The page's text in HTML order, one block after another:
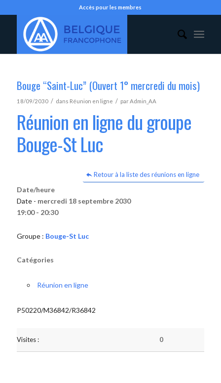
Accès pour les membres
Bouge “Saint-Luc” (Ouvert 1° mercredi du mois)
18/09/2030 / dans Réunion en ligne / parAdmin_AA
Réunion en ligne du groupe
Bouge-St Luc
Retour à la liste des réunions en ligne
Date/heure
Date - mercredi 18 septembre 2030
19:00 - 20:30
Groupe : Bouge-St Luc
Catégories
Réunion en ligne
P50220/M36842/R36842
Visites : 0